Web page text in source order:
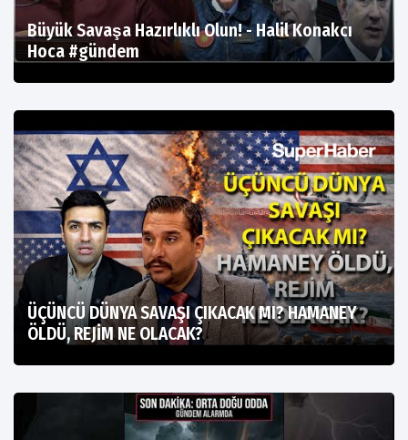
Büyük Savaşa Hazırlıklı Olun! - Halil Konakcı
Hoca #gündem
ÜÇÜNCÜ DÜNYA SAVAŞI ÇIKACAK MI? HAMANEY
ÖLDÜ, REJİM NE OLACAK?